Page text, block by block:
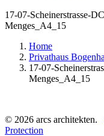
17-07-Scheinerstrasse-
Menges_A4_15
Home
Privathaus
17-07-
Menges_A4_15
© 2026 arcs architekten.
Protection